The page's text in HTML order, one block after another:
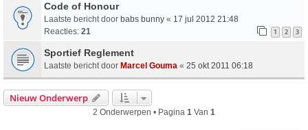
Code of Honour
Laatste bericht door babs bunny « 17 jul 2012 21:48
Reacties: 21 1 2 3
Sportief Reglement
Laatste bericht door Marcel Gouma « 25 okt 2011 06:18
Nieuw Onderwerp
2 Onderwerpen • Pagina 1 Van 1